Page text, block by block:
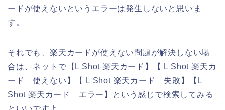
ードが使えないというエラーは発生しないと思いま
す。
それでも、楽天カードが使えない問題が解決しない場
合は、ネットで【L Shot 楽天カード】【 L Shot 楽天カ
ード 使えない】【 L Shot 楽天カード 失敗】【L
Shot 楽天カード エラー】という感じで検索してみる